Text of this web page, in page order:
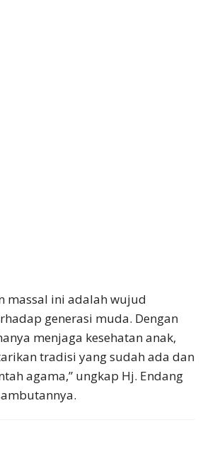
massal ini adalah wujud
generasi muda. Dengan
menjaga kesehatan anak,
tradisi yang sudah ada dan
agama,” ungkap Hj. Endang